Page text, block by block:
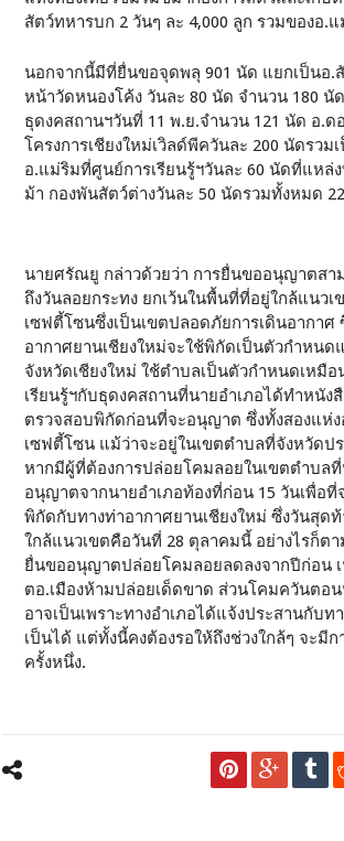
สัตว์ทหารบก 2 วันๆ ละ 4,000 ลูก รวมของอ.แ
นอกจากนี้มีที่ยื่นขอจุดพลุ 901 นัด แยกเป็นอ.
หน้าวัดหนองโค้ง วันละ 80 นัด จำนวน 180 นั
ธุดงคสถานฯวันที่ 11 พ.ย.จำนวน 121 นัด อ.ด
โครงการเชียงใหม่เวิลด์พีควันละ 200 นัดรวม
อ.แม่ริมที่ศูนย์การเรียนรู้ฯวันละ 60 นัดที่แหล่
ม้า กองพันสัตว์ต่างวันละ 50 นัดรวมทั้งหมด
นายศรัณยู กล่าวด้วยว่า การยื่นขออนุญาตสา
ถึงวันลอยกระทง ยกเว้นในพื้นที่ที่อยู่ใกล้แนว
เซฟตี้โซนซึ่งเป็นเขตปลอดภัยการเดินอากาศ
อากาศยานเชียงใหม่จะใช้พิกัดเป็นตัวกำหนด
จังหวัดเชียงใหม่ ใช้ตำบลเป็นตัวกำหนดเหมื
เรียนรู้ฯกับธุดงคสถานที่นายอำเภอได้ทำหนัง
ตรวจสอบพิกัดก่อนที่จะอนุญาต ซึ่งทั้งสองแห่
เซฟตี้โซน แม้ว่าจะอยู่ในเขตตำบลที่จังหวัดป
หากมีผู้ที่ต้องการปล่อยโคมลอยในเขตตำบล
อนุญาตจากนายอำเภอท้องที่ก่อน 15 วันเพื่อที่
พิกัดกับทางท่าอากาศยานเชียงใหม่ ซึ่งวันสุด
ใกล้แนวเขตคือวันที่ 28 ตุลาคมนี้ อย่างไรก็ต
ยื่นขออนุญาตปล่อยโคมลอยลดลงจากปีก่อน เ
ตอ.เมืองห้ามปล่อยเด็ดขาด ส่วนโคมควันตอ
อาจเป็นเพราะทางอำเภอได้แจ้งประสานกับท
เป็นได้ แต่ทั้งนี้คงต้องรอให้ถึงช่วงใกล้ๆ จะมี
ครั้งหนึ่ง.